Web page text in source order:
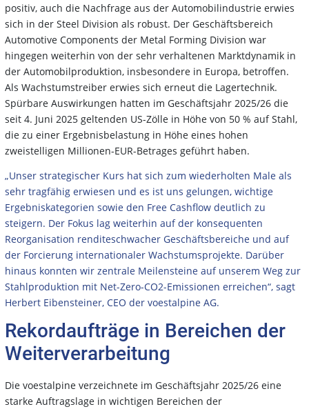
positiv, auch die Nachfrage aus der Automobilindustrie erwies
sich in der Steel Division als robust. Der Geschäftsbereich
Automotive Components der Metal Forming Division war
hingegen weiterhin von der sehr verhaltenen Marktdynamik in
der Automobilproduktion, insbesondere in Europa, betroffen.
Als Wachstumstreiber erwies sich erneut die Lagertechnik.
Spürbare Auswirkungen hatten im Geschäftsjahr 2025/26 die
seit 4. Juni 2025 geltenden US-Zölle in Höhe von 50 % auf Stahl,
die zu einer Ergebnisbelastung in Höhe eines hohen
zweistelligen Millionen-EUR-Betrages geführt haben.
„Unser strategischer Kurs hat sich zum wiederholten Male als
sehr tragfähig erwiesen und es ist uns gelungen, wichtige
Ergebniskategorien sowie den Free Cashflow deutlich zu
steigern. Der Fokus lag weiterhin auf der konsequenten
Reorganisation renditeschwacher Geschäftsbereiche und auf
der Forcierung internationaler Wachstumsprojekte. Darüber
hinaus konnten wir zentrale Meilensteine auf unserem Weg zur
Stahlproduktion mit Net-Zero-CO2-Emissionen erreichen“, sagt
Herbert Eibensteiner, CEO der voestalpine AG.
Rekordaufträge in Bereichen der
Weiterverarbeitung
Die voestalpine verzeichnete im Geschäftsjahr 2025/26 eine
starke Auftragslage in wichtigen Bereichen der